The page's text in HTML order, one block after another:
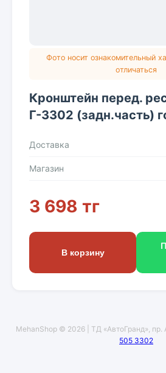
Фото носит ознакомительный
отличаться
Кронштейн перед.
Г-3302 (задн.часть)
Доставка
Магазин
3 698 тг
В корзину
MehanShop © 2026 | ТД «АвтоГранд», пр.
505 3302